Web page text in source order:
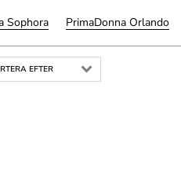
Sophora PrimaDonna Orlando
EFTER